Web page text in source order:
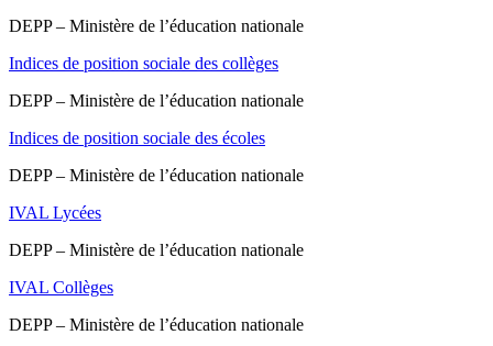
DEPP – Ministère de l’éducation nationale
Indices de position sociale des collèges
DEPP – Ministère de l’éducation nationale
Indices de position sociale des écoles
DEPP – Ministère de l’éducation nationale
IVAL Lycées
DEPP – Ministère de l’éducation nationale
IVAL Collèges
DEPP – Ministère de l’éducation nationale